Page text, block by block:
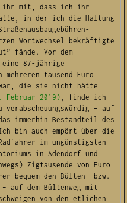
ihr mit, dass ich ihr
in der ich die Haltung
Wortwechsel bekräftigte
fände. Vor dem
eine 87-jährige
tausend Euro
war, die sie nicht hätte
Februar 2019) , finde ich
– auf
immerhin Bestandteil des
bin auch empört über die
im ungünstigsten
in Adendorf und
Zigtausende von Euro
bequem den Bülten- bzw.
auf dem Bültenweg mit
von den etlichen